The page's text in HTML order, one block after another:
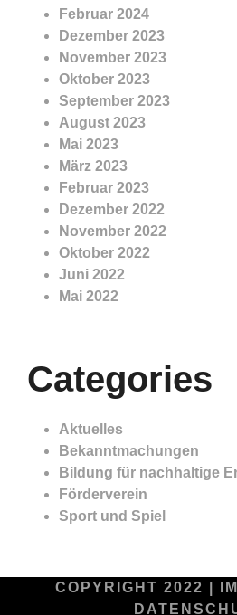
Februar 2024
Dezember 2023
November 2023
Oktober 2023
September 2023
August 2023
Mai 2023
März 2023
Februar 2023
Dezember 2022
November 2022
Oktober 2022
Juni 2022
Mai 2022
Categories
Aktuelles
Bekanntmachungen
Bildung für nachhaltige
Förderverein
Sport und Spiel
COPYRIGHT 2022 |